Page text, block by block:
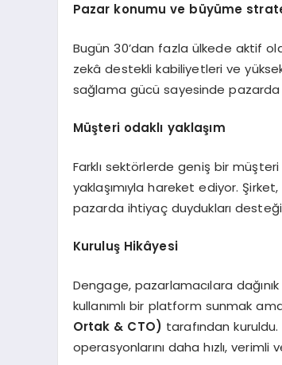
Pazar konumu ve büyüme
Bugün 30’dan fazla ülkede aktif
zekâ destekli kabiliyetleri ve
sağlama gücü sayesinde
Müşteri odaklı yaklaşım
Farklı sektörlerde geniş bir
yaklaşımıyla hareket ediyor.
pazarda ihtiyaç duydukları
Kuruluş Hikâyesi
Dengage, pazarlamacılara
kullanımlı bir platform sunmak
Ortak & CTO) tarafından
operasyonlarını daha hızlı,